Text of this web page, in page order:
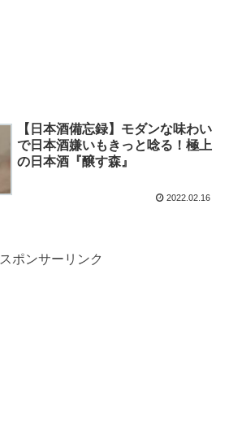
【日本酒備忘録】モダンな味わい
で日本酒嫌いもきっと唸る！極上
の日本酒『醸す森』
2022.02.16
スポンサーリンク